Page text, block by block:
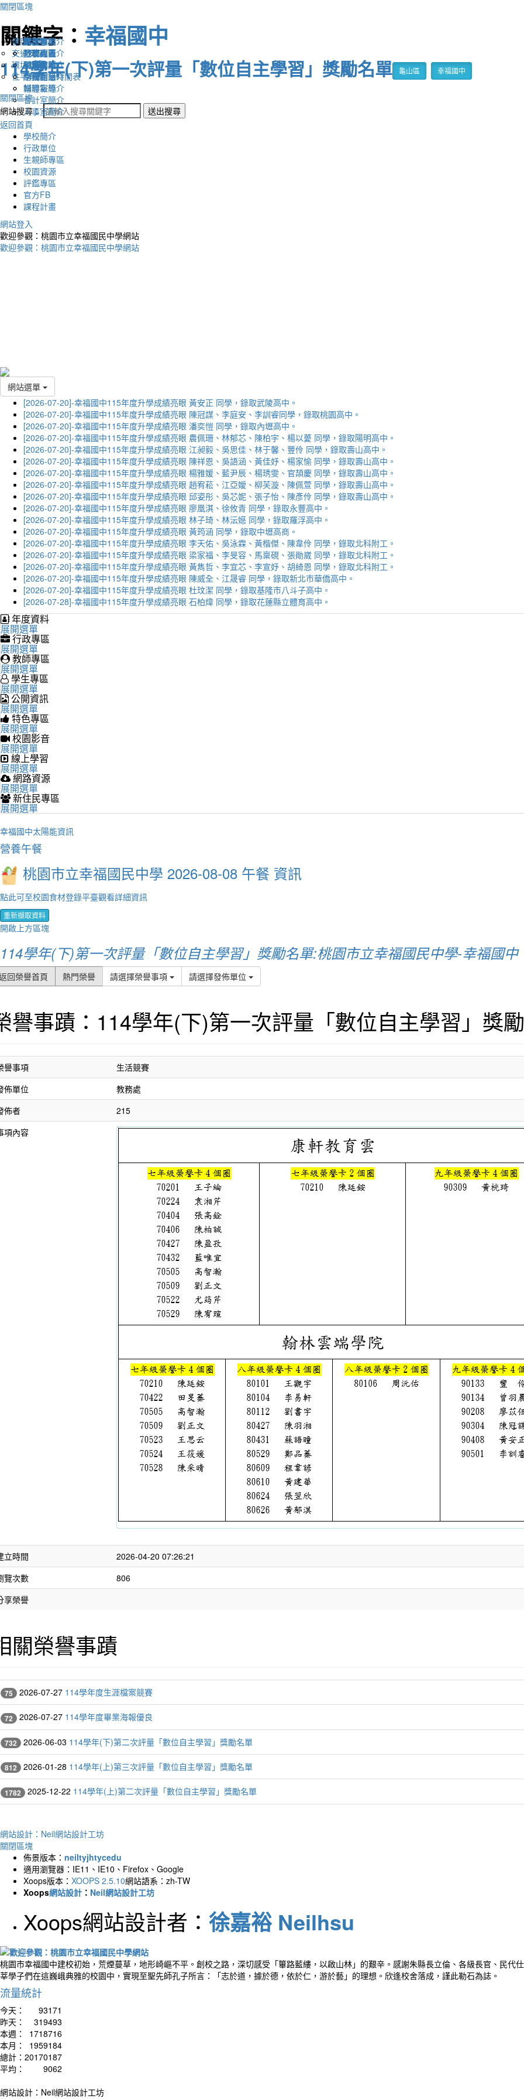
關閉區塊
關鍵字： 幸福國中
114學年(下)第一次評量「數位自主學習」獎勵名單 龜山區 幸福國中
關閉區塊
網站搜尋：
送出搜尋
返回首頁
學校簡介
認識幸福
地理位置
英文網站
幸福相簿
媒體報導
行政單位
校長室簡介
教務處簡介
學務處簡介
總務處簡介
輔導室簡介
會計室簡介
人事室簡介
生親師專區
新生專區
升學專區
圖書館藏
學校作息時間表
校園資源
電子報
下載列表
評鑑專區
健康促進
交通安全
環境教育
性平教育
官方FB
課程計畫
網站登入
歡迎參觀：桃園市立幸福國民中學網站
歡迎參觀：桃園市立幸福國民中學網站
網站選單
[2026-07-20]-幸福國中115年度升學成績亮眼 黃安正 同學，錄取武陵高中。
[2026-07-20]-幸福國中115年度升學成績亮眼 陳冠謀、李庭安、李訓睿同學，錄取桃園高中。
[2026-07-20]-幸福國中115年度升學成績亮眼 潘奕愷 同學，錄取內壢高中。
[2026-07-20]-幸福國中115年度升學成績亮眼 農佩珊、林郁芯、陳柏宇、楊以薆 同學，錄取陽明高中。
[2026-07-20]-幸福國中115年度升學成績亮眼 江昶毅、吳思佳、林于馨、豐伶 同學，錄取壽山高中。
[2026-07-20]-幸福國中115年度升學成績亮眼 陳祥恩、吳語涵、黃佳妤、楊家愉 同學，錄取壽山高中。
[2026-07-20]-幸福國中115年度升學成績亮眼 楊雅媛、藍尹辰、楊琇雯、官頡慶 同學，錄取壽山高中。
[2026-07-20]-幸福國中115年度升學成績亮眼 趙宥菘、江亞嬡、柳芙漩、陳佩萱 同學，錄取壽山高中。
[2026-07-20]-幸福國中115年度升學成績亮眼 邱姿彤、吳芯妮、張子怡、陳彥伶 同學，錄取壽山高中。
[2026-07-20]-幸福國中115年度升學成績亮眼 廖凰淇、徐攸青 同學，錄取永豐高中。
[2026-07-20]-幸福國中115年度升學成績亮眼 林子琦、林沄嬨 同學，錄取羅浮高中。
[2026-07-20]-幸福國中115年度升學成績亮眼 黃筠涵 同學，錄取中壢高商。
[2026-07-20]-幸福國中115年度升學成績亮眼 李天佑、吳泳霖、黃楷傑、陳韋伶 同學，錄取北科附工。
[2026-07-20]-幸福國中115年度升學成績亮眼 梁家福、李旻容、馬稟硯、張勛崴 同學，錄取北科附工。
[2026-07-20]-幸福國中115年度升學成績亮眼 黃雋哲、李宜芯、李宣妤、胡綺恩 同學，錄取北科附工。
[2026-07-20]-幸福國中115年度升學成績亮眼 陳威全、江晟睿 同學，錄取新北市華僑高中。
[2026-07-20]-幸福國中115年度升學成績亮眼 杜玟潔 同學，錄取基隆市八斗子高中。
[2026-07-28]-幸福國中115年度升學成績亮眼 石柏煒 同學，錄取花蓮縣立體育高中。
年度資料
展開選單
行政專區
展開選單
教師專區
展開選單
學生專區
展開選單
公開資訊
展開選單
特色專區
展開選單
校園影音
展開選單
線上學習
展開選單
網路資源
展開選單
新住民專區
展開選單
幸福國中太陽能資訊
營養午餐
桃園市立幸福國民中學 2026-08-08 午餐 資訊
點此可至校園食材登錄平臺觀看詳細資訊
重新擷取資料
開啟上方區塊
114學年(下)第一次評量「數位自主學習」獎勵名單:桃園市立幸福國民中學-幸福國中
回榮譽首頁 熱門榮譽 請選擇榮譽事項 請選擇發佈單位
譽事蹟：114學年(下)第一次評量「數位自主學習」獎
譽事項
生活競賽
佈單位
教務處
佈者
215
項內容
立時間
2026-04-20 07:26:21
覽次數
806
享榮譽
關榮譽事蹟
75 2026-07-27 114學年度生涯檔案競賽
72 2026-07-27 114學年度畢業海報優良
732 2026-06-03 114學年(下)第二次評量「數位自主學習」獎勵名單
812 2026-01-28 114學年(上)第三次評量「數位自主學習」獎勵名單
1782 2025-12-22 114學年(上)第二次評量「數位自主學習」獎勵名單
網站設計：Neil網站設計工坊
關閉區塊
佈景版本： neiltyjhtycedu
適用瀏覽器：IE11、IE10、Firefox、Google
Xoops版本： XOOPS 2.5.10網站語系：zh-TW
Xoops網站設計 ： Neil網站設計工坊
Xoops網站設計者： 徐嘉裕 Neilhsu
桃園市幸福國中建校初始，荒煙蔓草，地形崎嶇不平。創校之路，深切感受「篳路藍縷，以啟山林」的艱辛。感謝朱縣長立倫、各級長官、民
莘學子們在這巍峨典雅的校園中，實現至聖先師孔子所言：「志於道，據於德，依於仁，游於藝」的理想。欣逢校舍落成，謹此勒石為誌。
流量統計
今天：
93171
昨天：
319493
本週：
1718716
本月：
1959184
總計： 20170187
平均：
9062
網站設計：Neil網站設計工坊